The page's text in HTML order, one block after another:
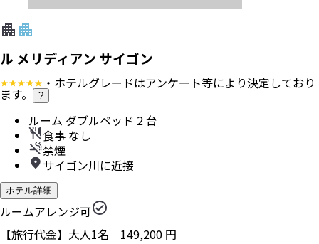
ル メリディアン サイゴン
・ホテルグレードはアンケート等により決定しており
ます。 ?
ルーム ダブルベッド 2 台
食事 なし
禁煙
サイゴン川に近接
ホテル詳細
ルームアレンジ可
【旅行代金】大人1名 149,200 円